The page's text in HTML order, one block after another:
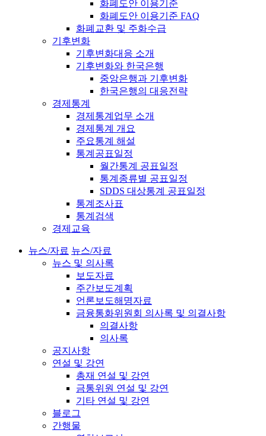
화폐도안 이용기준
화폐도안 이용기준 FAQ
화폐교환 및 주화수급
기후변화
기후변화대응 소개
기후변화와 한국은행
중앙은행과 기후변화
한국은행의 대응전략
경제통계
경제통계업무 소개
경제통계 개요
주요통계 해설
통계공표일정
월간통계 공표일정
통계종류별 공표일정
SDDS 대상통계 공표일정
통계조사표
통계검색
경제교육
뉴스/자료 뉴스/자료
뉴스 및 의사록
보도자료
주간보도계획
언론보도해명자료
금융통화위원회 의사록 및 의결사항
의결사항
의사록
공지사항
연설 및 강연
총재 연설 및 강연
금통위원 연설 및 강연
기타 연설 및 강연
블로그
간행물